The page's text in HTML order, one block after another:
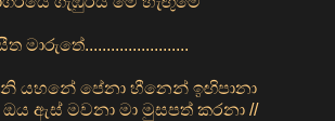
මාරුතේ........................
යහනේ පේනා හීනෙන් ඉඟිපානා
ඔය ඇස් මවනා මා මුසපත් කරනා //